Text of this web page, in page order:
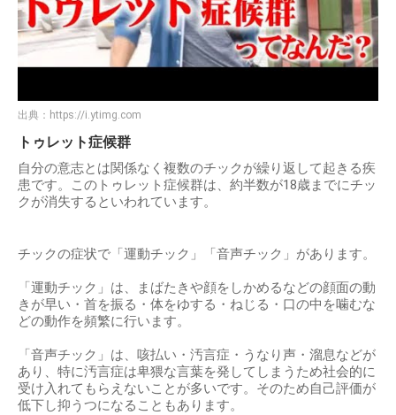
出典： https://i.ytimg.com
トゥレット症候群
自分の意志とは関係なく複数のチックが繰り返して起きる疾
患です。このトゥレット症候群は、約半数が18歳までにチッ
クが消失するといわれています。
チックの症状で「運動チック」「音声チック」があります。
「運動チック」は、まばたきや顔をしかめるなどの顔面の動
きが早い・首を振る・体をゆする・ねじる・口の中を噛むな
どの動作を頻繁に行います。
「音声チック」は、咳払い・汚言症・うなり声・溜息などが
あり、特に汚言症は卑猥な言葉を発してしまうため社会的に
受け入れてもらえないことが多いです。そのため自己評価が
低下し抑うつになることもあります。